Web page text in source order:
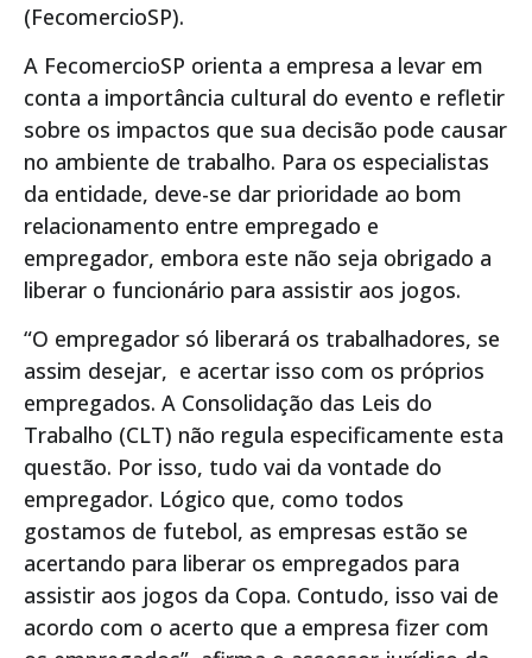
(FecomercioSP).
A FecomercioSP orienta a empresa a levar em
conta a importância cultural do evento e refletir
sobre os impactos que sua decisão pode causar
no ambiente de trabalho. Para os especialistas
da entidade, deve-se dar prioridade ao bom
relacionamento entre empregado e
empregador, embora este não seja obrigado a
liberar o funcionário para assistir aos jogos.
“O empregador só liberará os trabalhadores, se
assim desejar, e acertar isso com os próprios
empregados. A Consolidação das Leis do
Trabalho (CLT) não regula especificamente esta
questão. Por isso, tudo vai da vontade do
empregador. Lógico que, como todos
gostamos de futebol, as empresas estão se
acertando para liberar os empregados para
assistir aos jogos da Copa. Contudo, isso vai de
acordo com o acerto que a empresa fizer com